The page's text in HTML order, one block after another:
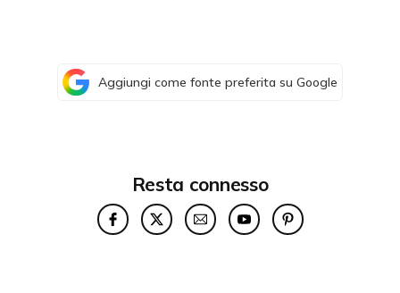
Aggiungi come fonte preferita su Google
Resta connesso